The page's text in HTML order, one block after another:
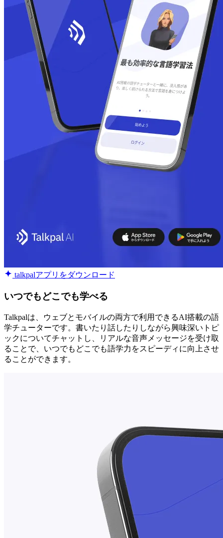
talkpalアプリをダウンロード
いつでもどこでも学べる
Talkpalは、ウェブとモバイルの両方で利用できるAI搭載の語
学チューターです。書いたり話したりしながら興味深いトピ
ックについてチャットし、リアルな音声メッセージを受け取
ることで、いつでもどこでも語学力をスピーディに向上させ
ることができます。